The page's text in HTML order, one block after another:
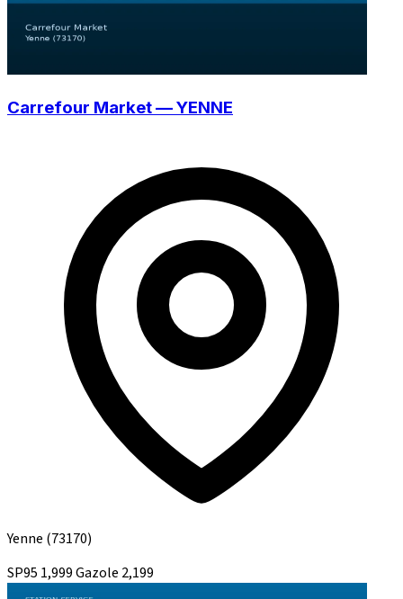
Carrefour Market — YENNE
Yenne (73170)
SP95 1,999Gazole 2,199